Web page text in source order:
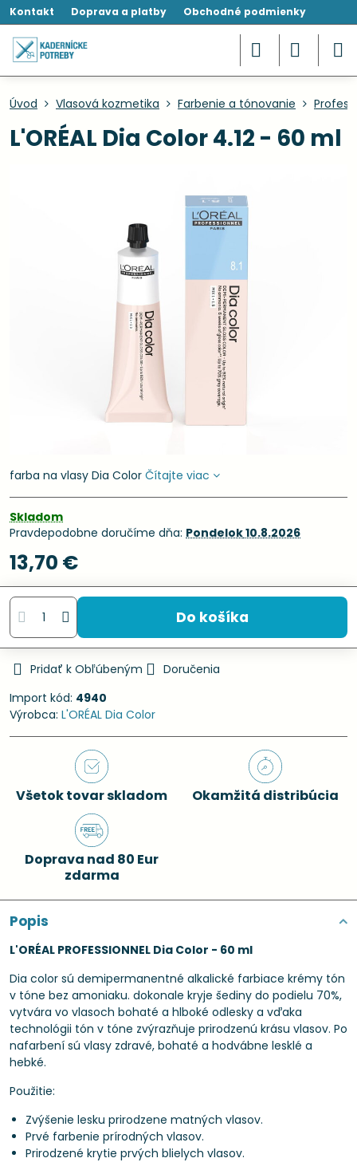
Kontakt Doprava a platby Obchodné podmienky
Úvod Vlasová kozmetika Farbenie a tónovanie
L'ORÉAL Dia Color 4.12 - 60 ml
farba na vlasy Dia Color Čítajte viac
Skladom
Pravdepodobne doručíme dňa: Pondelok10.8.2026
13,70 €
Do košíka
Pridať k Obľúbeným
Doručenia
Import kód: 4940
Výrobca: L'ORÉAL Dia Color
Všetok tovar skladom Okamžitá distribúcia
Doprava nad 80 Eur
zdarma
Popis
L'ORÉAL PROFESSIONNEL Dia Color - 60 ml
Dia color sú demipermanentné alkalické farbiace krémy tón
v tóne bez amoniaku. dokonale kryje šediny do podielu 70%,
vytvára vo vlasoch bohaté a hlboké odlesky a vďaka
technológii tón v tóne zvýrazňuje prirodzenú krásu vlasov. Po
nafarbení sú vlasy zdravé, bohaté a hodvábne lesklé a
hebké.
Použitie:
Zvýšenie lesku prirodzene matných vlasov.
Prvé farbenie prírodných vlasov.
Prirodzené krytie prvých blielych vlasov.